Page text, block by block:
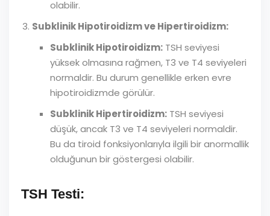
olabilir.
Subklinik Hipotiroidizm ve Hipertiroidizm:
Subklinik Hipotiroidizm: TSH seviyesi
yüksek olmasına rağmen, T3 ve T4 seviyeleri
normaldir. Bu durum genellikle erken evre
hipotiroidizmde görülür.
Subklinik Hipertiroidizm: TSH seviyesi
düşük, ancak T3 ve T4 seviyeleri normaldir.
Bu da tiroid fonksiyonlarıyla ilgili bir anormallik
olduğunun bir göstergesi olabilir.
TSH Testi: